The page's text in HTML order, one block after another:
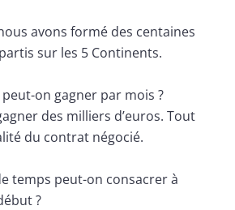
avons formé des centaines
sur les 5 Continents.
on gagner par mois ?
des milliers d’euros. Tout
du contrat négocié.
temps peut-on consacrer à
?